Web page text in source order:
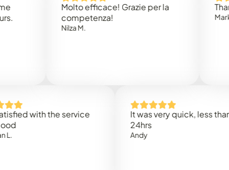
Molto efficace! Grazie per la
competenza!
Thank
Mark N.
with the service
It was very quick, less than